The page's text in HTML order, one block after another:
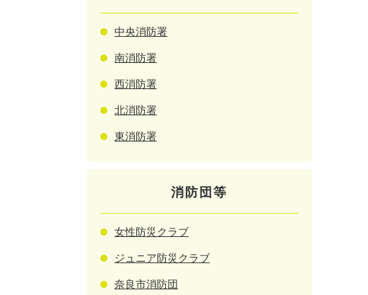
中央消防署
南消防署
西消防署
北消防署
東消防署
消防団等
女性防災クラブ
ジュニア防災クラブ
奈良市消防団